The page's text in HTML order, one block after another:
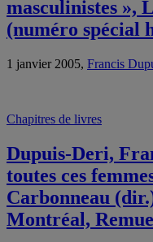
masculinistes »,
(numéro spécial
1 janvier 2005, Francis
Chapitres de livres
Dupuis-Deri,
toutes ces
Carbonneau
Montréal,